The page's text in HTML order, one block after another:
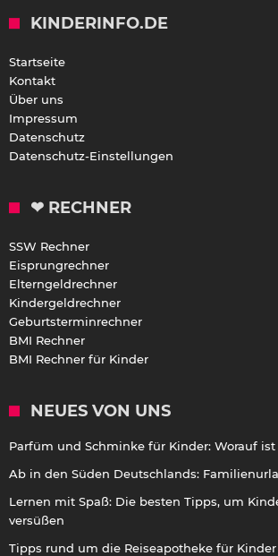
KINDERINFO.DE
Startseite
Kontakt
Über uns
Impressum
Datenschutz
Datenschutz-Einstellungen
❤ RECHNER
SSW Rechner
Eisprungrechner
Elterngeldrechner
Kindergeldrechner
Geburtsterminrechner
BMI Rechner
BMI Rechner für Kinder
NEUES VON UNS
Parfüm und Schminke für Kinder: Worauf ist
Ab in den Süden Deutschlands:
Lernen mit Spaß: Die besten Tipps, um
versüßen
Tipps rund um die Reiseapotheke für Kinder